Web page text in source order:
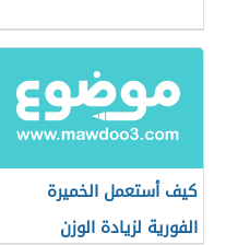
كيف أستعمل الخميرة
الفورية لزيادة الوزن